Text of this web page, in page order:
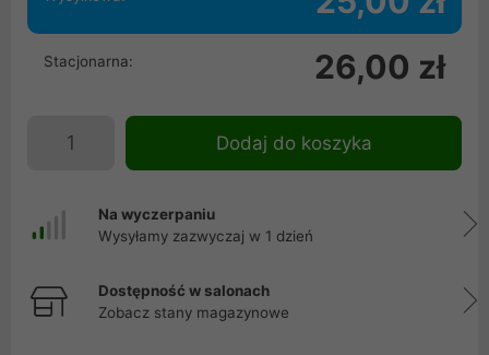
Stacjonarna: 26,00 zł
Dodaj do koszyka
Na wyczerpaniu
Wysyłamy zazwyczaj w 1 dzień
Dostępność w salonach
Zobacz stany magazynowe